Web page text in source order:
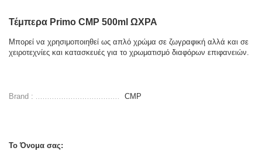
Τέμπερα Primo CMP 500ml ΩΧΡΑ
Μπορεί να χρησιμοποιηθεί ως απλό χρώμα σε ζωγραφική αλλά και σε
χειροτεχνίες και κατασκευές για το χρωματισμό διαφόρων επιφανειών.
Brand : CMP
Το Όνομα σας: